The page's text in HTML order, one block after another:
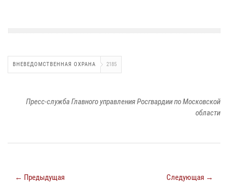
ВНЕВЕДОМСТВЕННАЯ ОХРАНА 2185
Пресс-служба Главного управления Росгвардии по Московской
области
← Предыдущая Следующая →